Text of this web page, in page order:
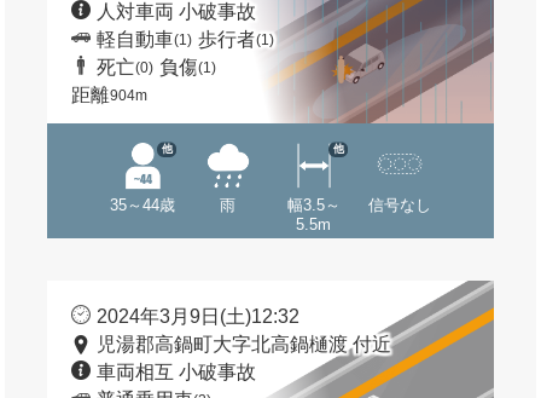
人対車両 小破事故
軽自動車(1) 歩行者(1)
死亡(0) 負傷(1)
距離904m
35～44歳
他
雨
幅3.5～
5.5m
他
信号なし
2024年3月9日(土)12:32
児湯郡高鍋町大字北高鍋樋渡 付近
車両相互 小破事故